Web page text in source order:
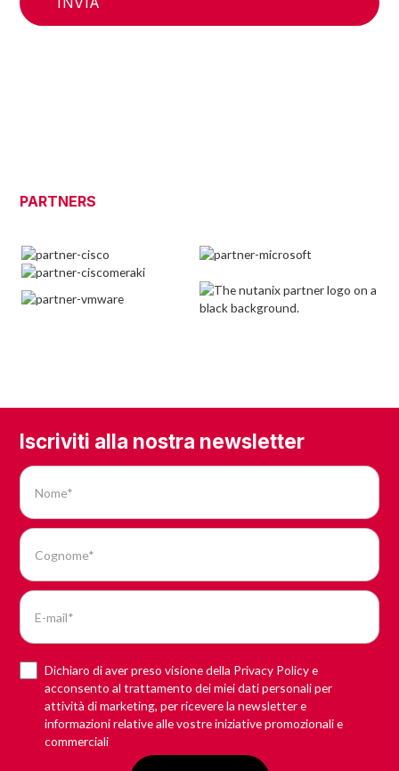
PARTNERS
Iscriviti alla nostra newsletter
Dichiaro di aver preso visione della Privacy Policy e
acconsento al trattamento dei miei dati personali per
attività di marketing, per ricevere la newsletter e
informazioni relative alle vostre iniziative promozionali e
commerciali